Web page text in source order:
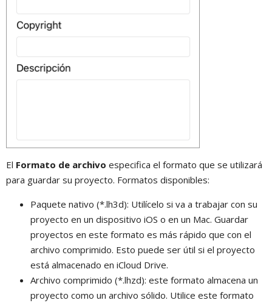
El Formato de archivo especifica el formato que se utilizará
para guardar su proyecto. Formatos disponibles:
Paquete nativo (*.lh3d): Utilícelo si va a trabajar con su
proyecto en un dispositivo iOS o en un Mac. Guardar
proyectos en este formato es más rápido que con el
archivo comprimido. Esto puede ser útil si el proyecto
está almacenado en iCloud Drive.
Archivo comprimido (*.lhzd): este formato almacena un
proyecto como un archivo sólido. Utilice este formato